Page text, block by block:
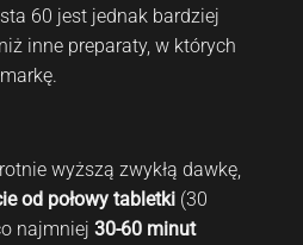
60 jest jednak bardziej
inne preparaty, w których
wyższą zwykłą dawkę,
od połowy tabletki(30
najmniej 30-60 minut